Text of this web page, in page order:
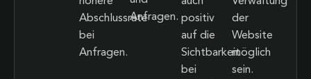
Abschlussrate
bei
Anfragen.
Anfragen. positiv
auf die
Sichtbarkeit
bei
der
Website
möglich
sein.